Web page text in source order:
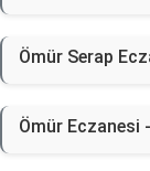
Ömür Serap
Ömür Eczanesi